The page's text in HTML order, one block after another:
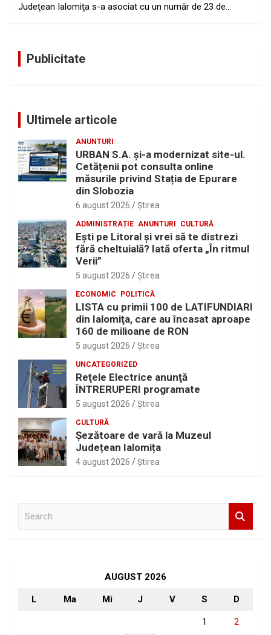
Judeţean Ialomiţa s-a asociat cu un număr de 23 de…
Publicitate
Ultimele articole
ANUNTURI
URBAN S.A. și-a modernizat site-ul.
Cetățenii pot consulta online
măsurile privind Stația de Epurare
din Slobozia
6 august 2026 Ştirea
ADMINISTRAȚIE ANUNTURI CULTURĂ
Eşti pe Litoral şi vrei să te distrezi
fără cheltuială? Iată oferta „În ritmul
Verii”
5 august 2026 Ştirea
ECONOMIC POLITICĂ
LISTA cu primii 100 de LATIFUNDIARI
din Ialomiţa, care au încasat aproape
160 de milioane de RON
5 august 2026 Ştirea
UNCATEGORIZED
Reţele Electrice anunţă
ÎNTRERUPERI programate
5 august 2026 Ştirea
CULTURĂ
Șezătoare de vară la Muzeul
Județean Ialomița
4 august 2026 Ştirea
AUGUST 2026
L Ma Mi J V S D
1 2